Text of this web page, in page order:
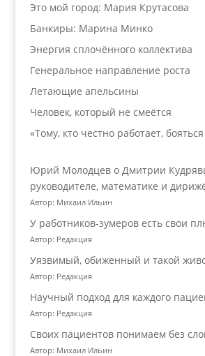
Это мой город: Мария Крутасова
Банкиры: Марина Минко
Энергия сплочённого коллектива
Генеральное направление роста
Летающие апельсины
Человек, который не смеётся
«Тому, кто честно работает,
Юрий Молодцев о Дмитрии
руководителе, математике и
Автор: Михаил Ильин
У работников‑зумеров есть свои
Автор: Редакция
Уязвимый, обиженный и такой
Автор: Редакция
Научный подход для каждого
Автор: Редакция
Своих пациентов понимаем без
Автор: Михаил Ильин